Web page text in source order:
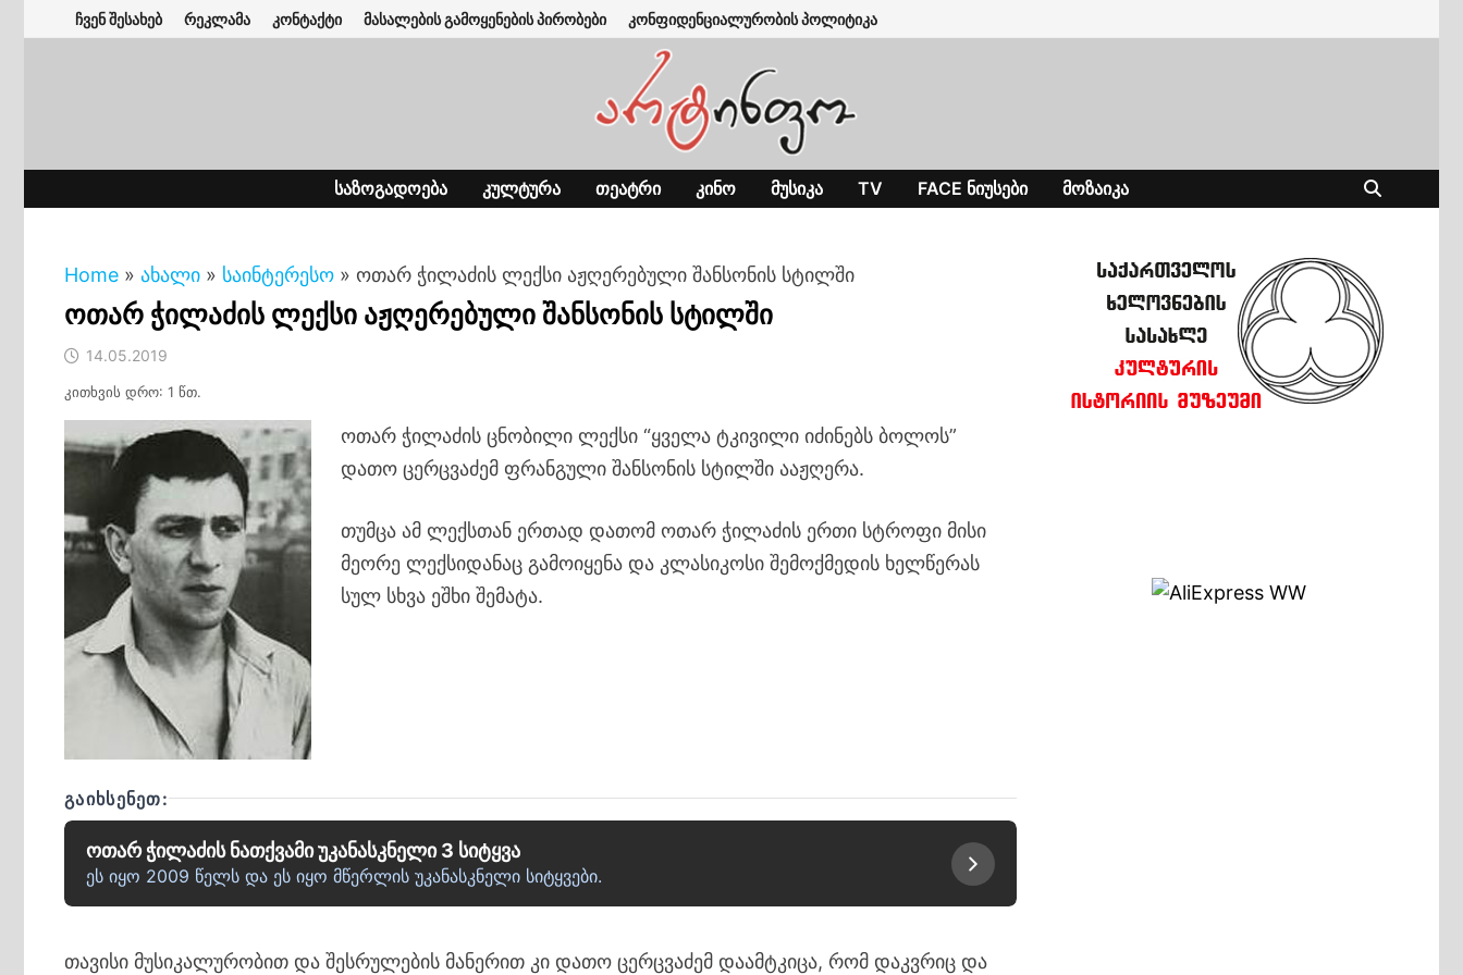
to
ჩვენ შესახებ რეკლამა კონტაქტი მასალების გამოყენების პირობები კონფიდენციალურობის პოლიტიკა
ᲡᲐᲖᲝᲒᲐᲓᲝᲔᲑᲐ ᲙᲣᲚᲢᲣᲠᲐ ᲗᲔᲐᲢᲠᲘ ᲙᲘᲜᲝ ᲛᲣᲡᲘᲙᲐ TV FACE ᲜᲘᲣᲡᲔᲑᲘ ᲛᲝᲖᲐᲘᲙᲐ
Home » ახალი » საინტერესო » ოთარ ჭილაძის ლექსი აჟღერებული შანსონის სტილში
ოთარ ჭილაძის ლექსი აჟღერებული შანსონის სტილში
14.05.2019
კითხვის დრო: 1 წთ.
ოთარ ჭილაძის ცნობილი ლექსი “ყველა ტკივილი იძინებს ბოლოს”
დათო ცერცვაძემ ფრანგული შანსონის სტილში ააჟღერა.
თუმცა ამ ლექსთან ერთად დათომ ოთარ ჭილაძის ერთი სტროფი მისი
მეორე ლექსიდანაც გამოიყენა და კლასიკოსი შემოქმედის ხელწერას
სულ სხვა ეშხი შემატა.
ᲒᲐᲘᲮᲡᲔᲜᲔᲗ:
ოთარ ჭილაძის ნათქვამი უკანასკნელი 3 სიტყვა
ეს იყო 2009 წელს და ეს იყო მწერლის უკანასკნელი სიტყვები.
თავისი მუსიკალურობით და შესრულების მანერით კი დათო ცერცვაძემ დაამტკიცა, რომ დაკვრიც და